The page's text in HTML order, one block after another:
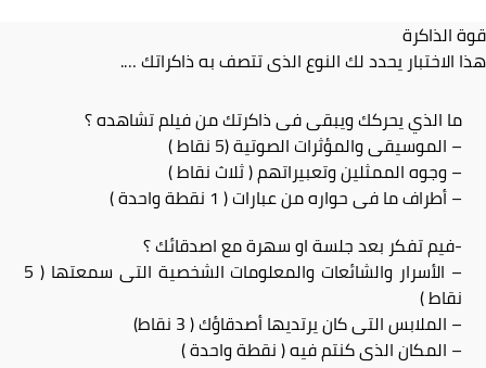
قوة الذاكرة
هذا الاختبار يحدد لك النوع الذى تتصف به ذاكراتك ….
ما الذي يحركك ويبقى فى ذاكرتك من فيلم تشاهده ؟
– الموسيقى والمؤثرات الصوتية (5 نقاط )
– وجوه الممثلين وتعبيراتهم ( ثلاث نقاط )
– أطراف ما فى حواره من عبارات ( 1 نقطة واحدة )
-فيم تفكر بعد جلسة او سهرة مع اصدقائك ؟
– الأسرار والشائعات والمعلومات الشخصية التى سمعتها ( 5
نقاط )
– الملابس التى كان يرتديها أصدقاؤك ( 3 نقاط)
– المكان الذى كنتم فيه ( نقطة واحدة )